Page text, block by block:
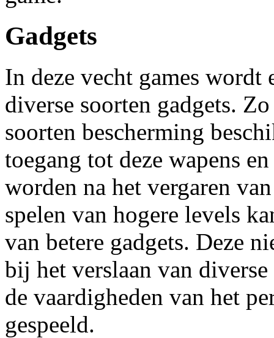
Gadgets
In deze vecht games wordt
diverse soorten gadgets.
soorten bescherming
toegang tot deze wapens
worden na het vergaren
spelen van hogere levels
van betere gadgets. Deze
bij het verslaan van
de vaardigheden van het
gespeeld.